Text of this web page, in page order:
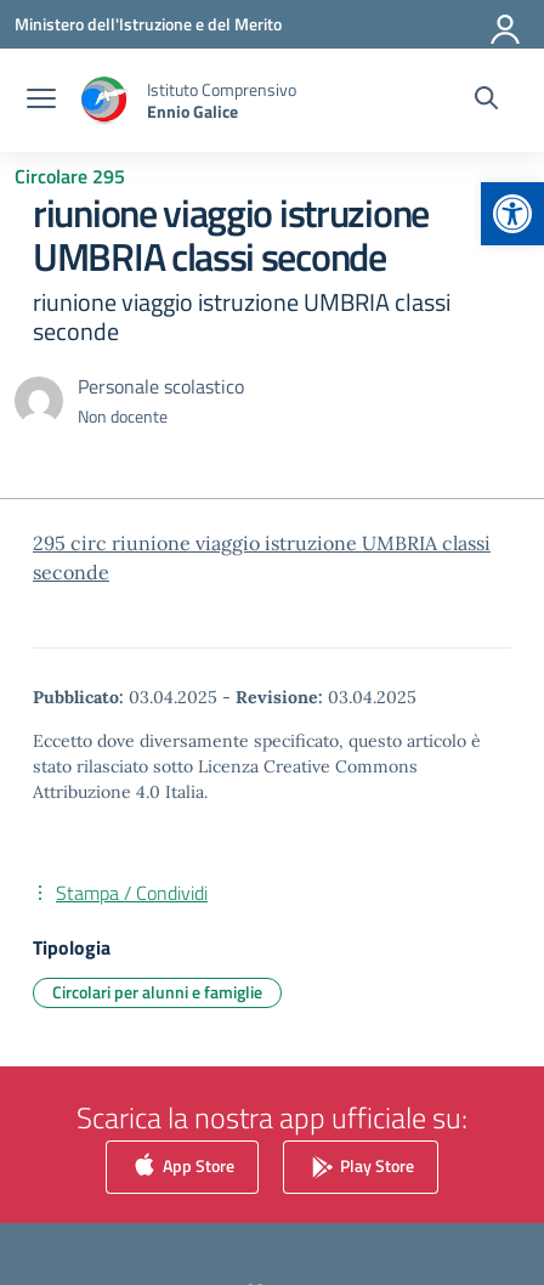
Vai ai contenuti
Vai al menu di navigazione
Vai al footer
Ministero dell'Istruzione e del Merito
Istituto Comprensivo
Ennio Galice
Circolare 295
riunione viaggio istruzione
UMBRIA classi seconde
riunione viaggio istruzione UMBRIA classi
seconde
Personale scolastico
Non docente
295 circ riunione viaggio istruzione UMBRIA classi
seconde
Pubblicato: 03.04.2025 - Revisione: 03.04.2025
Eccetto dove diversamente specificato, questo articolo è
stato rilasciato sotto Licenza Creative Commons
Attribuzione 4.0 Italia.
Stampa / Condividi
Tipologia
Circolari per alunni e famiglie
Scarica la nostra app ufficiale su:
App Store Play Store